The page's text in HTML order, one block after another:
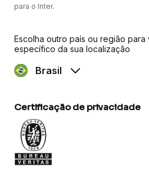
para o Inter.
Escolha outro país ou região
específico da sua localização
Brasil
Certificação de privacidade